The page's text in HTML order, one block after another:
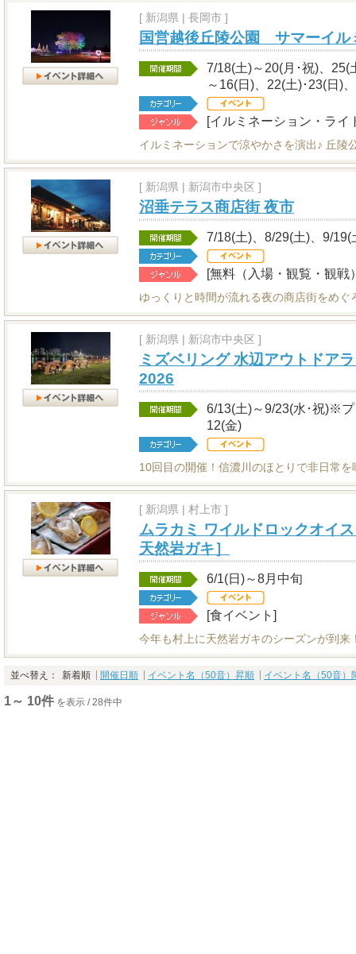
[ 新潟県 | 長岡市 ]
国営越後丘陵公園 サマーイル
7/18(土)～20(月･祝)、25(
～16(日)、22(土)･23(日)
[イルミネーション・ライ
イルミネーションで涼やかさを演出♪ 丘陵
[ 新潟県 | 新潟市中央区 ]
沼垂テラス商店街 夜市
7/18(土)、8/29(土)、9/19(
[無料（入場・観覧・観戦
ゆっくりと時間が流れる夜の商店街をめぐ
[ 新潟県 | 新潟市中央区 ]
ミズベリング 水辺アウトドア
2026
6/13(土)～9/23(水･祝)※
12(金)
10回目の開催！信濃川のほとりで非日常を
[ 新潟県 | 村上市 ]
ムラカミ ワイルドロックオイ
天然岩ガキ］
6/1(日)～8月中旬
[食イベント]
今年も村上に天然岩ガキのシーズンが到来
並べ替え： 新着順 開催日順 イベント名（50音）昇順 イベント名（50音）
1～ 10件 を表示 / 28件中